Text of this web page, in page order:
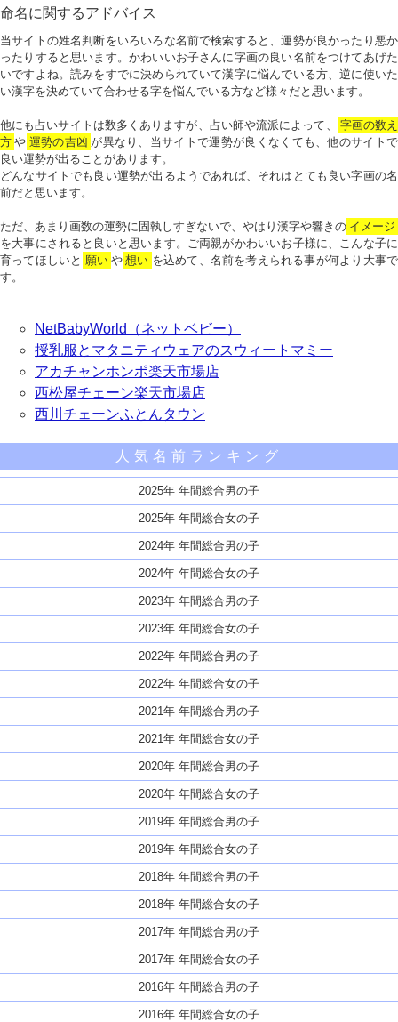
命名に関するアドバイス
当サイトの姓名判断をいろいろな名前で検索すると、運勢が良かったり悪か
ったりすると思います。かわいいお子さんに字画の良い名前をつけてあげた
いですよね。読みをすでに決められていて漢字に悩んでいる方、逆に使いた
い漢字を決めていて合わせる字を悩んでいる方など様々だと思います。
他にも占いサイトは数多くありますが、占い師や流派によって、
字画の数え
方 や 運勢の吉凶 が異なり、当サイトで運勢が良くなくても、他のサイトで
良い運勢が出ることがあります。
どんなサイトでも良い運勢が出るようであれば、それはとても良い字画の名
前だと思います。
ただ、あまり画数の運勢に固執しすぎないで、やはり漢字や響きの イメージ
を大事にされると良いと思います。ご両親がかわいいお子様に、こんな子に
育ってほしいと 願い や 想い を込めて、名前を考えられる事が何より大事で
す。
NetBabyWorld（ネットベビー）
授乳服とマタニティウェアのスウィートマミー
アカチャンホンポ楽天市場店
西松屋チェーン楽天市場店
西川チェーンふとんタウン
人気名前ランキング
2025年 年間総合男の子
2025年 年間総合女の子
2024年 年間総合男の子
2024年 年間総合女の子
2023年 年間総合男の子
2023年 年間総合女の子
2022年 年間総合男の子
2022年 年間総合女の子
2021年 年間総合男の子
2021年 年間総合女の子
2020年 年間総合男の子
2020年 年間総合女の子
2019年 年間総合男の子
2019年 年間総合女の子
2018年 年間総合男の子
2018年 年間総合女の子
2017年 年間総合男の子
2017年 年間総合女の子
2016年 年間総合男の子
2016年 年間総合女の子